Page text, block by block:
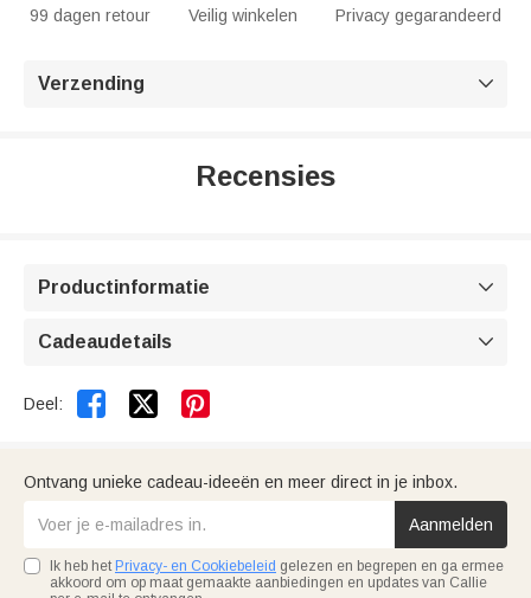
99 dagen retour Veilig winkelen Privacy gegarandeerd
Verzending 
Recensies
Productinformatie 
Cadeaudetails 
Deel:  
Ontvang unieke cadeau-ideeën en meer direct in je inbox.
Aanmelden
Ik heb het Privacy- en Cookiebeleid gelezen en begrepen en ga ermee
akkoord om op maat gemaakte aanbiedingen en updates van Callie